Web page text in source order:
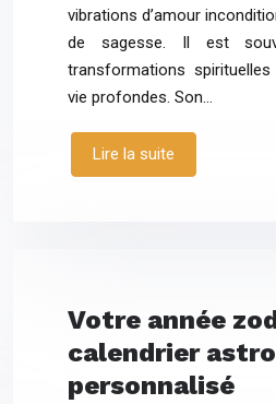
vibrations d’amour
de sagesse. Il est
transformations
vie profondes. Son…
Lire la suite
Votre année
calendrier
personnalisé